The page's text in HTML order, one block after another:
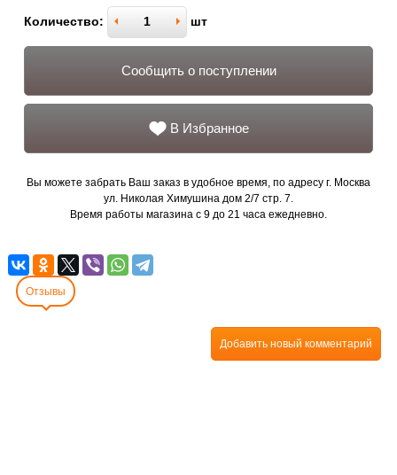
Количество: шт
Сообщить о поступлении
В Избранное
Вы можете забрать Ваш заказ в удобное время, по адресу г. Москва
ул. Николая Химушина дом 2/7 стр. 7.
Время работы магазина с 9 до 21 часа ежедневно.
Отзывы
Добавить новый комментарий